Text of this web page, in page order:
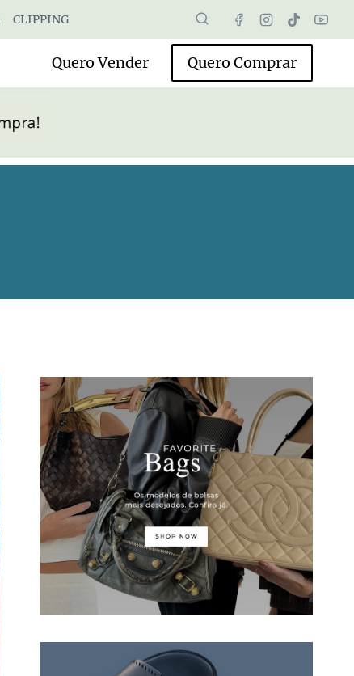
CLIPPING
Quero Vender Quero Comprar